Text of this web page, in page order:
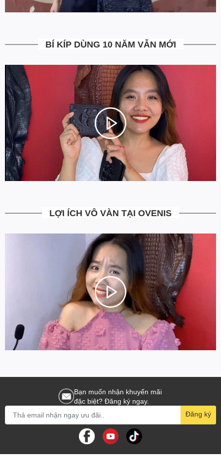
trong vòng 7 ngày kể từ ngày nhận hàng (Xem chi tiết).
Toàn bộ các đơn hàng từ 500k đều được Ovenis hỗ trợ giao hàng
bạn phải trả. Tặng thêm khách cũ với ưu đãi riêng, free ship đơn
từ 0đ.
6. Vì sao cam kết Giá Tốt Nhất?
Chúng tôi chọn cách tối ưu chi phí như không phân phối qua
trung gian, không cửa hàng để giảm chi phí vận hành (hàng sản
xuất từ xưởng đóng gói và vận chuyển trực tiếp tới tay người sử
dụng). Tập trung vào cải thiện chất lượng sản phẩm và nâng cao
dịch vụ chăm sóc khách hàng.
BÍ KÍP DÙNG 10 NĂM VẪN MỚI
LỢI ÍCH VÔ VÀN TẠI OVENIS
Bạn muốn nhận khuyến mãi
đặc biệt? Đăng ký ngay.
Đăng ký